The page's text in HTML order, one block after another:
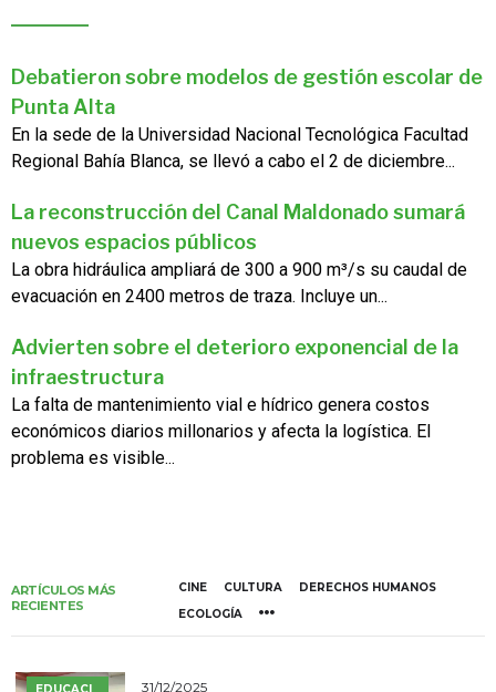
Debatieron sobre modelos de gestión escolar de
Punta Alta
En la sede de la Universidad Nacional Tecnológica Facultad
Regional Bahía Blanca, se llevó a cabo el 2 de diciembre...
La reconstrucción del Canal Maldonado sumará
nuevos espacios públicos
La obra hidráulica ampliará de 300 a 900 m³/s su caudal de
evacuación en 2400 metros de traza. Incluye un...
Advierten sobre el deterioro exponencial de la
infraestructura
La falta de mantenimiento vial e hídrico genera costos
económicos diarios millonarios y afecta la logística. El
problema es visible...
ARTÍCULOS MÁS
RECIENTES
CINE CULTURA
DERECHOS HUMANOS
ECOLOGÍA
31/12/2025